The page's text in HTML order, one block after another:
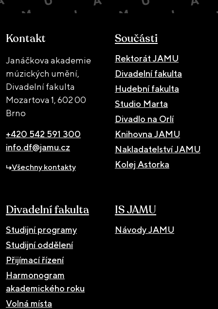
Kontakt
Janáčkova akademie
múzických umění,
Divadelní fakulta
Mozartova 1,602 00
Brno
+420 542 591 300
info.df@jamu.cz
Všechny kontakty
Součásti
Rektorát JAMU
Divadelní fakulta
Hudební fakulta
Studio Marta
Divadlo na Orlí
Knihovna JAMU
Nakladatelství JAMU
Kolej Astorka
Divadelní fakulta
Studijní programy
Studijní oddělení
Přijímací řízení
Harmonogram
akademického roku
Volná místa
IS JAMU
Návody JAMU